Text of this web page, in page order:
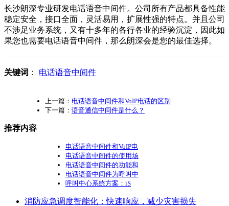
长沙朗深专业研发电话语音中间件。公司所有产品都具备性能
稳定安全，接口全面，灵活易用，扩展性强的特点。并且公司
不涉足业务系统，又有十多年的各行各业的经验沉淀，因此如
果您也需要电话语音中间件，那么朗深会是您的最佳选择。
关键词 ： 电话语音中间件
上一篇： 电话语音中间件和VoIP电话的区别
下一篇： 语音通信中间件是什么？
推荐内容
电话语音中间件和VoIP电
电话语音中间件的使用场
电话语音中间件的功能和
电话语音中间件为呼叫中
呼叫中心系统方案：iS
消防应急调度智能化：快速响应，减少灾害损失